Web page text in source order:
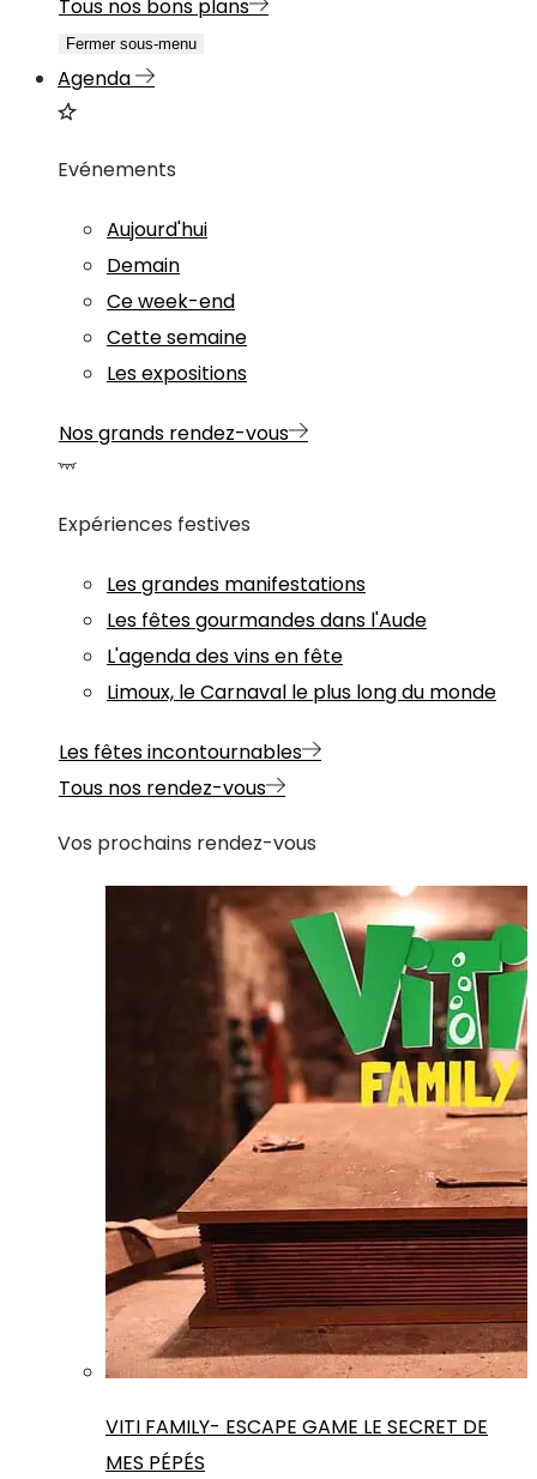
Tous nos bons plans
Fermer sous-menu
Agenda
Evénements
Aujourd'hui
Demain
Ce week-end
Cette semaine
Les expositions
Nos grands rendez-vous
Expériences festives
Les grandes manifestations
Les fêtes gourmandes dans l'Aude
L'agenda des vins en fête
Limoux, le Carnaval le plus long du monde
Les fêtes incontournables
Tous nos rendez-vous
Vos prochains rendez-vous
VITI FAMILY- ESCAPE GAME LE SECRET DE
MES PÉPÉS